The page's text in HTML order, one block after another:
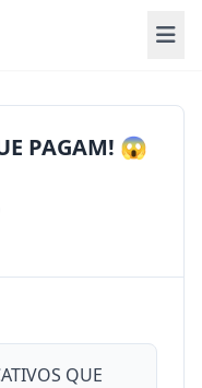
PAGAM! 😱
QUE